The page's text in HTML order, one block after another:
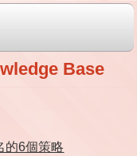
Base
的6個策略